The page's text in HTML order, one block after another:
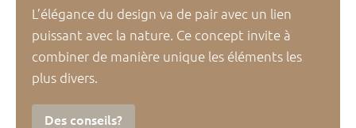
L’élégance du design va de pair avec un lien
puissant avec la nature. Ce concept invite à
combiner de manière unique les éléments les
plus divers.
Des conseils?